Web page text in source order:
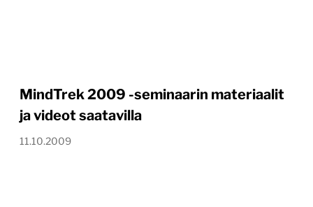
MindTrek 2009 -seminaarin materiaalit
ja videot saatavilla
11.10.2009